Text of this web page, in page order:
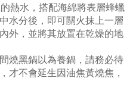
熱水，搭配海綿將表層蜂蠟
水分後，即可關火抹上一層
外，並將其放置在乾燥的地
燒黑鍋以為養鍋，請務必待
才不會延生因油焦黃燒焦，